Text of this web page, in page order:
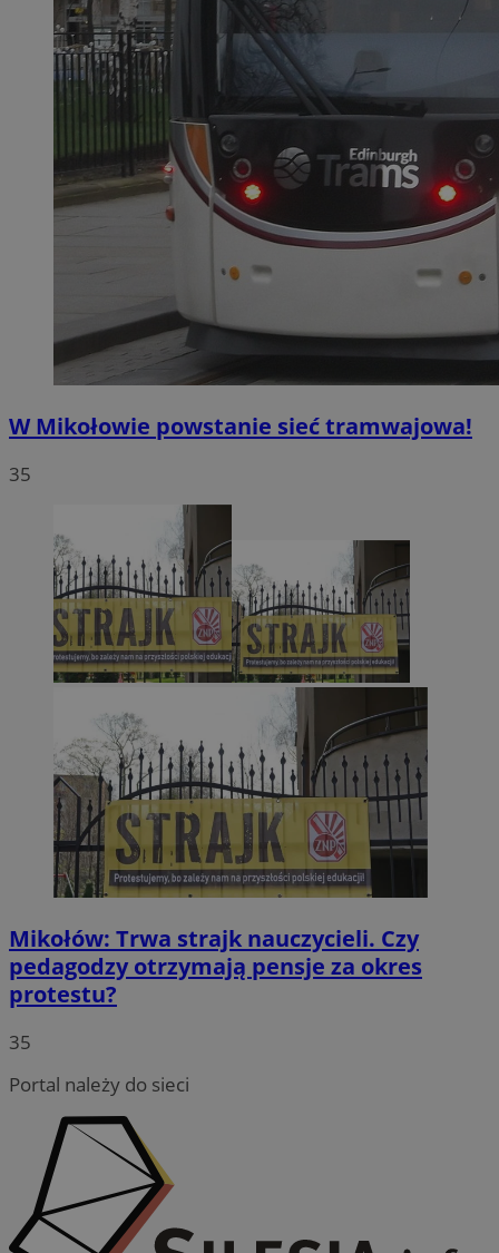
W Mikołowie powstanie sieć tramwajowa!
35
Mikołów: Trwa strajk nauczycieli. Czy
pedagodzy otrzymają pensje za okres
protestu?
35
Portal należy do sieci